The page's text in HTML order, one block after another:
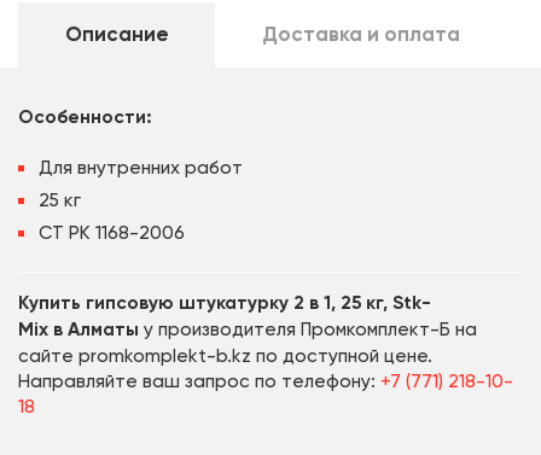
Описание Доставка и оплата
Особенности:
Для внутренних работ
25 кг
СТ РК 1168-2006
Купить гипсовую штукатурку 2 в 1, 25 кг, Stk-
Mix в Алматы у производителя Промкомплект-Б на
сайте promkomplekt-b.kz по доступной цене.
Направляйте ваш запрос по телефону: +7 (771) 218-10-
18